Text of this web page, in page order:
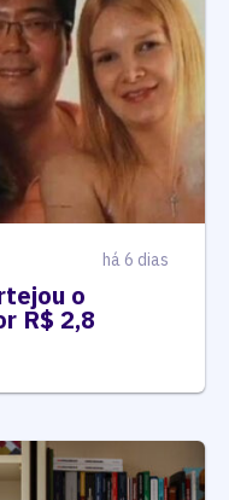
há 6 dias
o
R$ 2,8